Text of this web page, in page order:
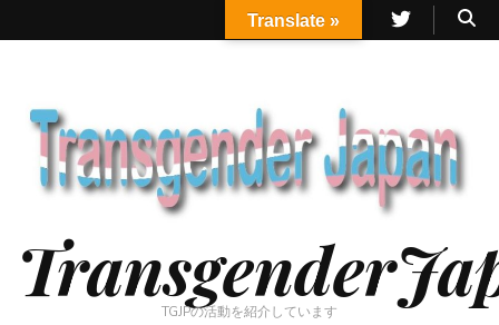
TGJPの活動を紹介しています
Translate »